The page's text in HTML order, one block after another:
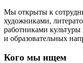
Мы открыты к
художниками,
работниками
и образовательных
Кого мы ищем